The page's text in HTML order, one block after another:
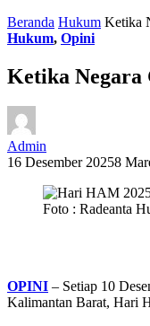
Beranda Hukum Ketika
Hukum, Opini
Ketika
Admin
16 Desember 20258
Foto : Radeanta
OPINI – Setiap 10
Kalimantan Barat, Hari